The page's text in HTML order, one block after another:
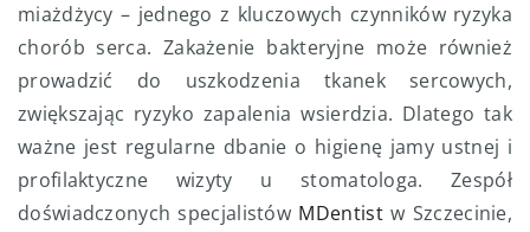
miażdżycy – jednego z kluczowych czynników ryzyka
chorób serca. Zakażenie bakteryjne może również
prowadzić do uszkodzenia tkanek sercowych,
zwiększając ryzyko zapalenia wsierdzia. Dlatego tak
ważne jest regularne dbanie o higienę jamy ustnej i
profilaktyczne wizyty u stomatologa. Zespół
doświadczonych specjalistów MDentistw Szczecinie,